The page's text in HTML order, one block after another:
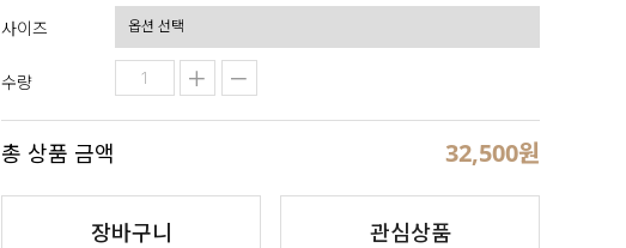
사이즈
수량
총 상품 금액 32,500원
장바구니 관심상품